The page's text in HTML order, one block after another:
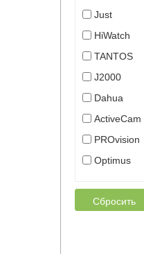
Just
HiWatch
TANTOS
J2000
Dahua
ActiveCam
PROvision
Optimus
Сбросить